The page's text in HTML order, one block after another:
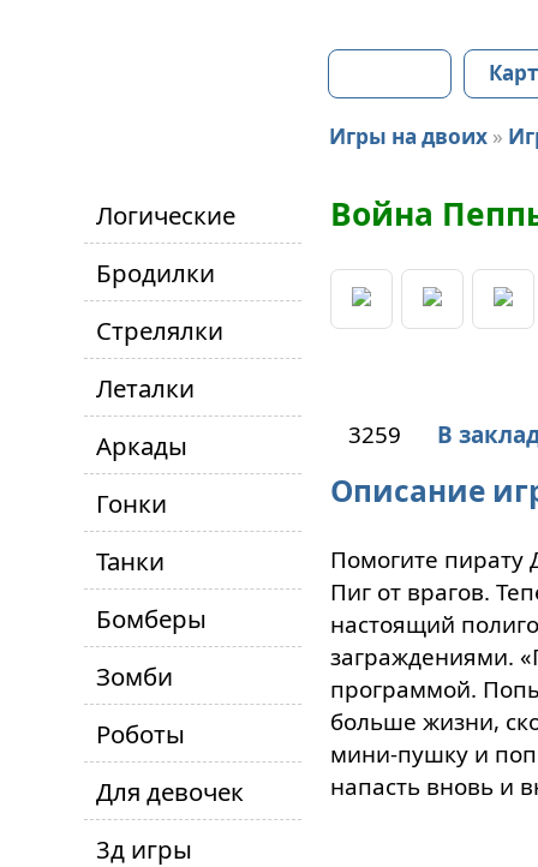
Игры на двоих »
Логические
Бродилки
Стрелялки
Леталки
Аркады
Гонки
Танки
Бомберы
Зомби
Роботы
Для девочек
3д игры
Война
3259 В
Описание
Помогите
Пиг от врагов.
настоящий
заграждениями.
программой.
больше жизни,
мини-пушку и
напасть вновь и